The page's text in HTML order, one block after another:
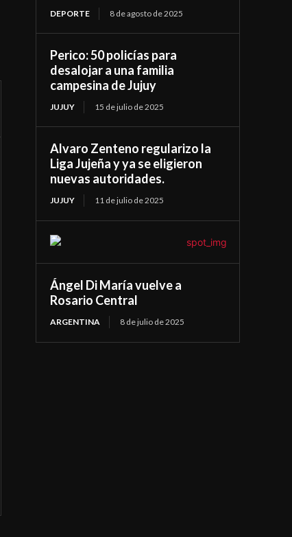
DEPORTE 8 de agosto de 2025
Perico: 50 policías para
desalojar a una familia
campesina de Jujuy
JUJUY 15 de julio de 2025
Alvaro Zenteno regularizo la
Liga Jujeña y ya se eligieron
nuevas autoridades.
JUJUY 11 de julio de 2025
Ángel Di María vuelve a
Rosario Central
ARGENTINA 8 de julio de 2025